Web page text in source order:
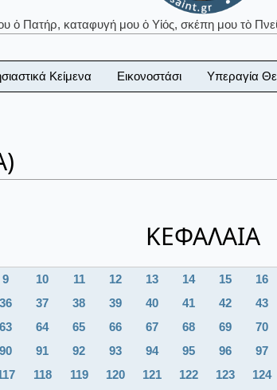
ὁ Πατήρ, καταφυγή μου ὁ Υἱός, σκέπη μου τὸ
Κείμενα Εικονοστάσι Υπεραγία
ΚΕΦΑΛΑΙΑ
9 10 11 12 13 14 15 16
36 37 38 39 40 41 42 43
63 64 65 66 67 68 69 70
90 91 92 93 94 95 96 97
118 119 120 121 122 123 124